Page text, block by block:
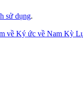
sử dụng.